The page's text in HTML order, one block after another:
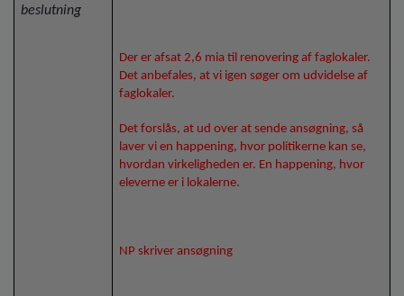
beslutning
Der er afsat 2,6 mia til renovering af faglokaler.
Det anbefales, at vi igen søger om udvidelse af
faglokaler.
Det forslås, at ud over at sende ansøgning, så
laver vi en happening, hvor politikerne kan se,
hvordan virkeligheden er. En happening, hvor
eleverne er i lokalerne.
NP skriver ansøgning